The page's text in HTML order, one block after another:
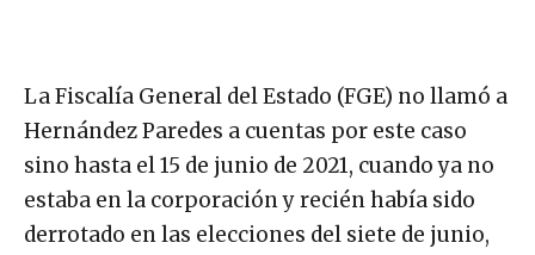
La Fiscalía General del Estado (FGE) no llamó a
Hernández Paredes a cuentas por este caso
sino hasta el 15 de junio de 2021, cuando ya no
estaba en la corporación y recién había sido
derrotado en las elecciones del siete de junio,